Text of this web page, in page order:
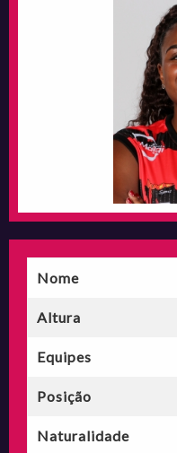
Nome
Altura
Equipes
Posição
Naturalidade